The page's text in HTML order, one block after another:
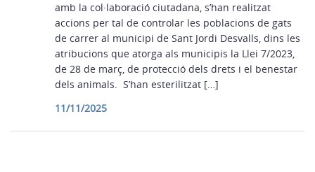
amb la col·laboració ciutadana, s’han realitzat
accions per tal de controlar les poblacions de gats
de carrer al municipi de Sant Jordi Desvalls, dins les
atribucions que atorga als municipis la Llei 7/2023,
de 28 de març, de protecció dels drets i el benestar
dels animals. S’han esterilitzat […]
11/11/2025